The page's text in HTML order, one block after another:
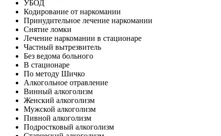
УБОД
Кодирование от наркомании
Принудительное лечение наркомании
Снятие ломки
Лечение наркомании в стационаре
Частный вытрезвитель
Без ведома больного
В стационаре
По методу Шичко
Алкогольное отравление
Винный алкоголизм
Женский алкоголизм
Мужской алкоголизм
Пивной алкоголизм
Подростковый алкоголизм